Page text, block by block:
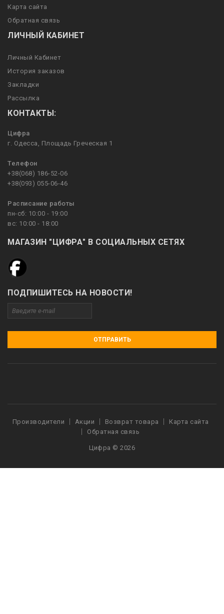
Карта сайта
Обратная связь
ЛИЧНЫЙ КАБИНЕТ
Личный Кабинет
История заказов
Закладки
Рассылка
КОНТАКТЫ:
Цифра
г. Одесса, Площадь Греческая 1
Телефон
+38(068) 186-52-06
+38(093) 055-06-46
Расписание работы
пн-сб: 10:00 - 19:00
вс: 10:00 - 18:00
МАГАЗИН "ЦИФРА" В СОЦИАЛЬНЫХ СЕТЯХ
ПОДПИШИТЕСЬ НА НОВОСТИ!
ОТПРАВИТЬ
Производители Акции Возврат товара
Карта сайта
Обратная связь
Цифра © 2026